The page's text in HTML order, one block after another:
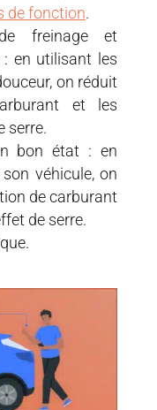
de fonction.
freinage et
: en utilisant les
on réduit
et les
serre.
bon état : en
véhicule, on
de carburant
de serre.